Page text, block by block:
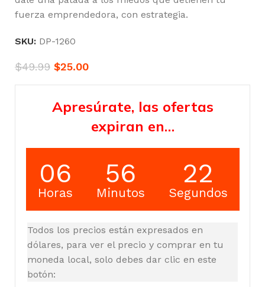
fuerza emprendedora, con estrategia.
SKU: DP-1260
$49.99 $25.00
Apresúrate, las ofertas
expiran en…
06
Horas
56
Minutos
21
Segundos
Todos los precios están expresados en
dólares, para ver el precio y comprar en tu
moneda local, solo debes dar clic en este
botón: